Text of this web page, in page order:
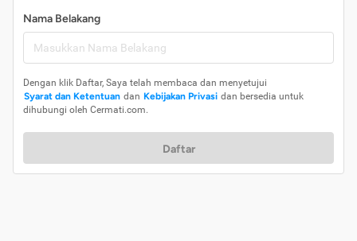
Nama Belakang
Dengan klik Daftar, Saya telah membaca dan menyetujui
Syarat dan Ketentuan dan Kebijakan Privasi dan bersedia untuk
dihubungi oleh Cermati.com.
Daftar